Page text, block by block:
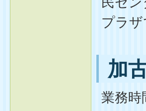
プラ
加
業務